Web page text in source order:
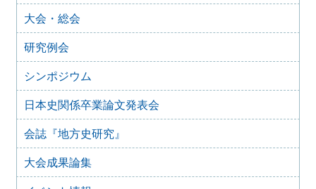
2024年8月9日
歴史シンポジウム 水無瀬離宮の黎明と終焉～水無瀬とい
う場を考える
2024年4月16日
四国地域史研究連絡協議会香川大会＋香川歴史学会70周年
記念大会 古代四国における都鄙間・地域間交流（2023年
7月29日）
2023年2月25日
【オンライン】群馬歴史資料継承ネットワーク（ぐんま史
料ネット） 群馬県立女子大学群馬学センター ぐんま地域
大会・総会
研究例会
シンポジウム
日本史関係卒業論文発表会
会誌『地方史研究』
大会成果論集